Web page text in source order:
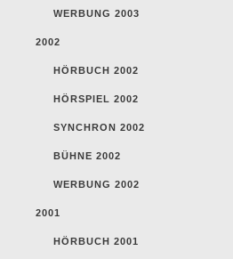
WERBUNG 2003
2002
HÖRBUCH 2002
HÖRSPIEL 2002
SYNCHRON 2002
BÜHNE 2002
WERBUNG 2002
2001
HÖRBUCH 2001